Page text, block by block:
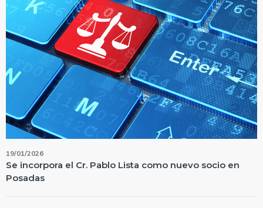
19/01/2026
Se incorpora el Cr. Pablo Lista como nuevo socio en
Posadas